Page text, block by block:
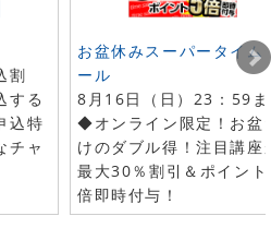
割
する
込特
チャ
お盆休みスーパータイム
ール
8月16日（日）23：59
◆オンライン限定！お盆
けのダブル得！注目講座
最大30％割引＆ポイン
倍即時付与！